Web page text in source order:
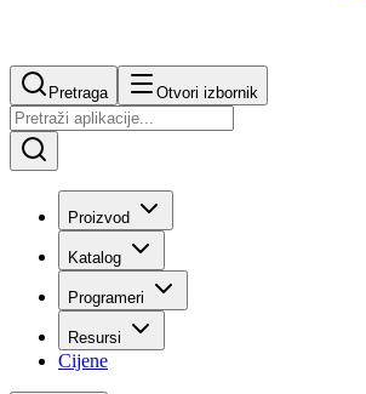
Pretraga Otvori izbornik
Proizvod
Katalog
Programeri
Resursi
Cijene